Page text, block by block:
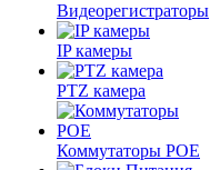
Видеорегистраторы
IP камеры
PTZ камера
Коммутаторы POE